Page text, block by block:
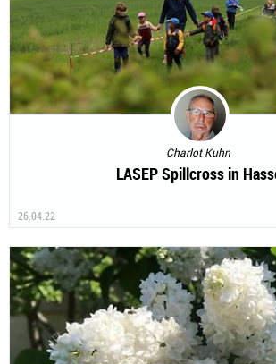
Charlot Kuhn
LASEP Spillcross in
26.04.22